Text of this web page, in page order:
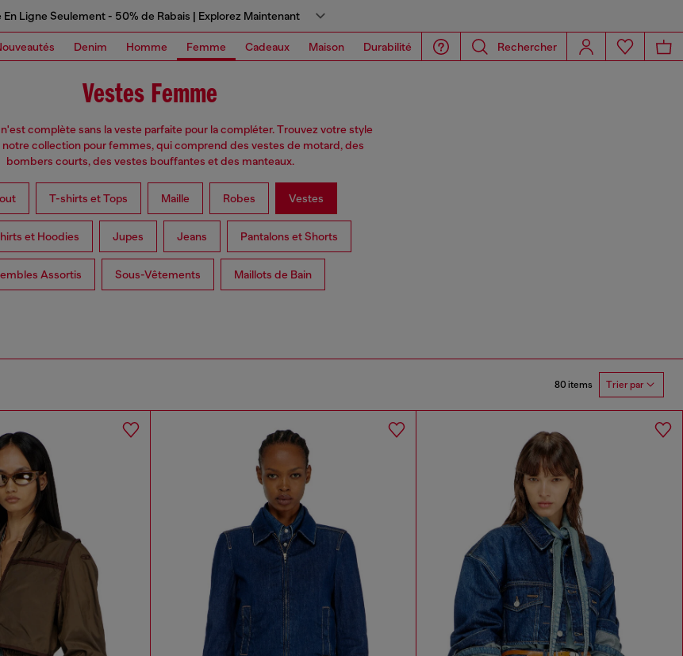
En Ligne Seulement - 50% de Rabais | Explorez Maintenant
Denim Homme Femme Cadeaux Maison Durabilité Rechercher
Vestes Femme
complète sans la veste parfaite pour la compléter. Trouvez votre style
notre collection pour femmes, qui comprend des vestes de motard, des
bombers courts, des vestes bouffantes et des manteaux.
T-shirts et Tops Maille Robes Vestes
et Hoodies Jupes Jeans Pantalons et Shorts
Assortis Sous-Vêtements Maillots de Bain
80 items Trier par